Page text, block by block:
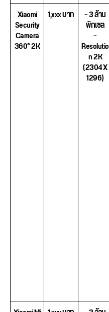
Xiaomi
Security
Camera
360° 2K
1,xxx บาท – 3 ล้าน
พิกเซล
–
Resolutio
n 2K
(2304 X
1296)